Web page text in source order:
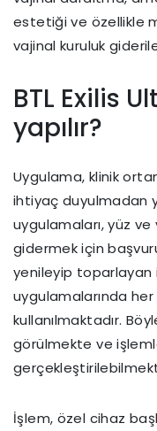
estetiği ve özellikle
vajinal kuruluk
BTL Exilis
yapılır?
Uygulama, klinik
ihtiyaç duyulmadan
uygulamaları, yüz
gidermek için
yenileyip toparlayan
uygulamalarında
kullanılmaktadır.
görülmekte ve
İşlem, özel cihaz